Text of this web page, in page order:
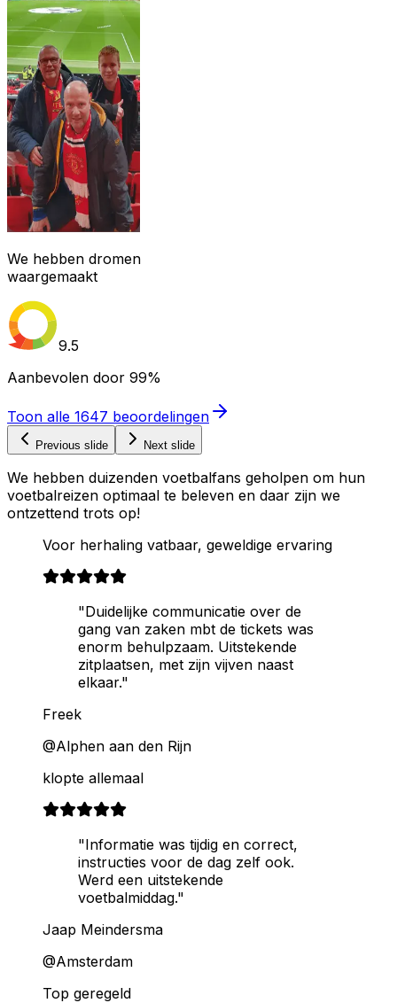
We hebben dromen
waargemaakt
9.5
Aanbevolen door 99%
Toon alle 1647 beoordelingen
Previous slide Next slide
We hebben duizenden voetbalfans geholpen om hun
voetbalreizen optimaal te beleven en daar zijn we
ontzettend trots op!
Voor herhaling vatbaar, geweldige ervaring
"Duidelijke communicatie over de
gang van zaken mbt de tickets was
enorm behulpzaam. Uitstekende
zitplaatsen, met zijn vijven naast
elkaar."
Freek
@Alphen aan den Rijn
klopte allemaal
"Informatie was tijdig en correct,
instructies voor de dag zelf ook.
Werd een uitstekende
voetbalmiddag."
Jaap Meindersma
@Amsterdam
Top geregeld